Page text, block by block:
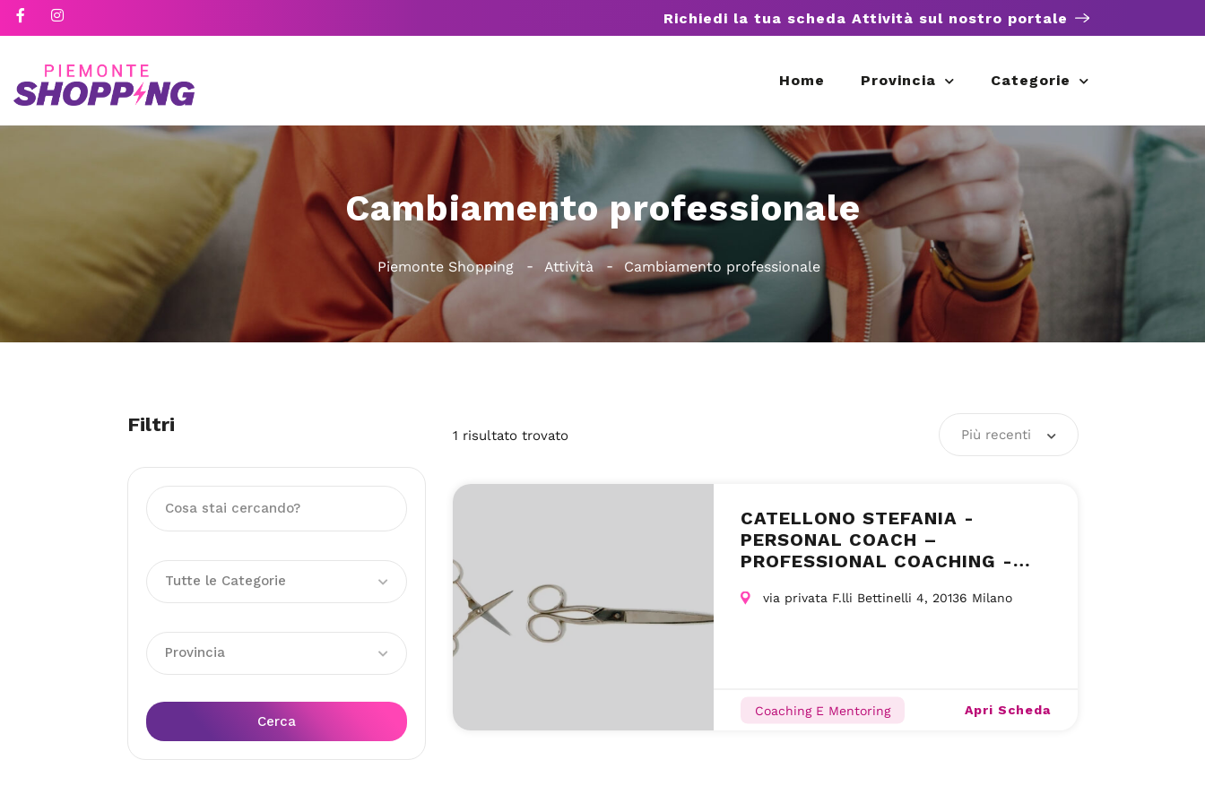
Richiedi la tua scheda Attività sul nostro portale
Home Provincia Categorie
Cambiamento professionale
Piemonte Shopping Attività Cambiamento professionale
Filtri
Tutte le Categorie
Provincia
Cerca
1 risultato trovato Più recenti
CATELLONO STEFANIA -
PERSONAL COACH –
PROFESSIONAL COACHING -
via privata F.lli Bettinelli 4, 20136 Milano
Coaching E Mentoring Apri Scheda